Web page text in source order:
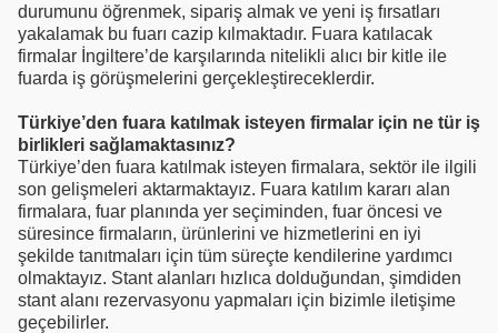
durumunu öğrenmek, sipariş almak ve yeni iş fırsatları
yakalamak bu fuarı cazip kılmaktadır. Fuara katılacak
firmalar İngiltere’de karşılarında nitelikli alıcı bir kitle ile
fuarda iş görüşmelerini gerçekleştireceklerdir.
Türkiye’den fuara katılmak isteyen firmalar için ne tür iş
birlikleri sağlamaktasınız?
Türkiye’den fuara katılmak isteyen firmalara, sektör ile ilgili
son gelişmeleri aktarmaktayız. Fuara katılım kararı alan
firmalara, fuar planında yer seçiminden, fuar öncesi ve
süresince firmaların, ürünlerini ve hizmetlerini en iyi
şekilde tanıtmaları için tüm süreçte kendilerine yardımcı
olmaktayız. Stant alanları hızlıca dolduğundan, şimdiden
stant alanı rezervasyonu yapmaları için bizimle iletişime
geçebilirler.